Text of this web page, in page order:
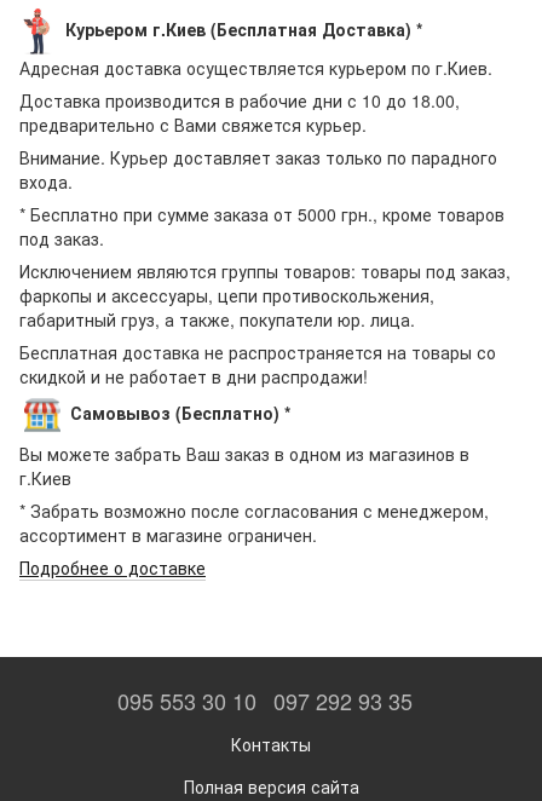
Курьером г.Киев (Бесплатная Доставка) *
Адресная доставка осуществляется курьером по г.Киев.
Доставка производится в рабочие дни с 10 до 18.00,
предварительно с Вами свяжется курьер.
Внимание. Курьер доставляет заказ только по парадного
входа.
* Бесплатно при сумме заказа от 5000 грн., кроме товаров
под заказ.
Исключением являются группы товаров: товары под заказ,
фаркопы и аксессуары, цепи противоскольжения,
габаритный груз, а также, покупатели юр. лица.
Бесплатная доставка не распространяется на товары со
скидкой и не работает в дни распродажи!
Самовывоз (Бесплатно) *
Вы можете забрать Ваш заказ в одном из магазинов в
г.Киев
* Забрать возможно после согласования с менеджером,
ассортимент в магазине ограничен.
Подробнее о доставке
095 553 30 10 097 292 93 35
Контакты
Полная версия сайта